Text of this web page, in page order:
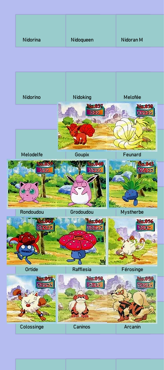
Nidorina
Nidorino
Melodelfe
Rondoudou
Ortide
Colossinge
Nidoqueen
Nidoking
Goupix
Grodoudou
Rafflesia
Caninos
Nidoran M
Melofée
Feunard
Mystherbe
Férosinge
Arcanin